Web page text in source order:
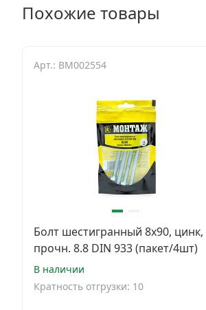
Похожие товары
Арт.: BM002554
Болт шестигранный 8х90, цинк,
прочн. 8.8 DIN 933 (пакет/4шт)
В наличии
Кратность отгрузки: 10